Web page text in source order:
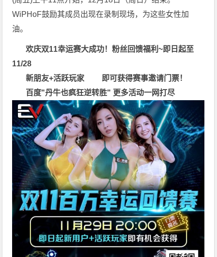
WiPHoF鼓励其成员出现在录制现场，为这些女性加
油。
欢庆双11幸运赛大成功！粉丝回馈福利~即日起至
11/28
新朋友+活跃玩家 即可获得赛事邀请门票！
百度"丹牛也疯狂逆转胜" 更多活动一网打尽